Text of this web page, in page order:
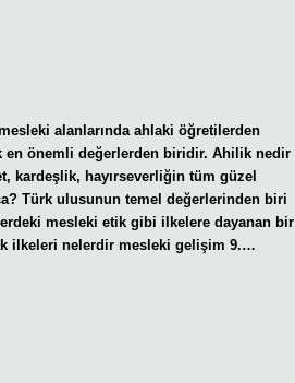
alanlarında ahlaki öğretilerden
en önemli değerlerden biridir. Ahilik nedir
kardeşlik, hayırseverliğin tüm güzel
Türk ulusunun temel değerlerinden biri
mesleki etik gibi ilkelere dayanan bir
ilkeleri nelerdir mesleki gelişim 9.…